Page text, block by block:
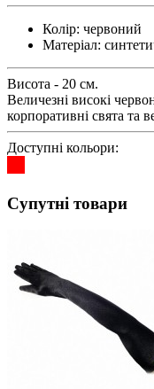
Колір: червоний
Матеріал:
Висота - 20 см.
Величезні високі
корпоративні свята та
Доступні кольори:
Супутні товари